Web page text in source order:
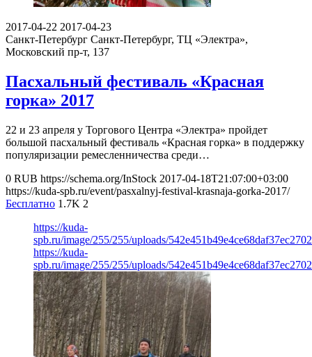
2017-04-22 2017-04-23
Санкт-Петербург Санкт-Петербург, ТЦ «Электра»,
Московский пр-т, 137
Пасхальный фестиваль «Красная
горка» 2017
22 и 23 апреля у Торгового Центра «Электра» пройдет
большой пасхальный фестиваль «Красная горка» в поддержку
популяризации ремесленничества среди…
0 RUB https://schema.org/InStock 2017-04-18T21:07:00+03:00
https://kuda-spb.ru/event/pasxalnyj-festival-krasnaja-gorka-2017/
Бесплатно 1.7K 2
https://kuda-
spb.ru/image/255/255/uploads/
https://kuda-
spb.ru/image/255/255/uploads/